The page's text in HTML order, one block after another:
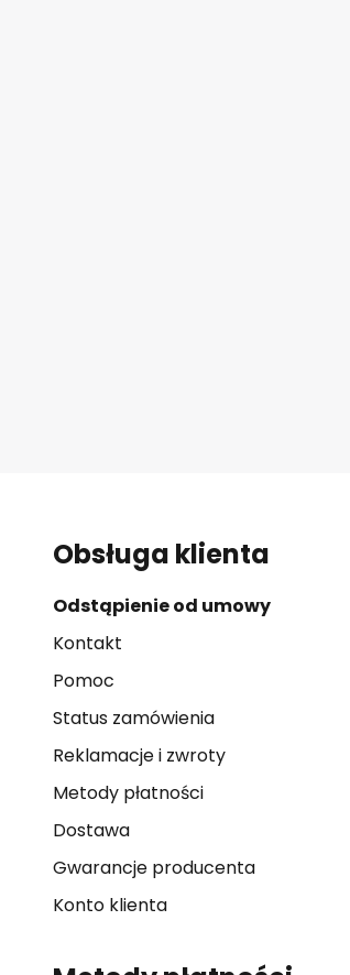
Obsługa klienta
Odstąpienie od umowy
Kontakt
Pomoc
Status zamówienia
Reklamacje i zwroty
Metody płatności
Dostawa
Gwarancje producenta
Konto klienta